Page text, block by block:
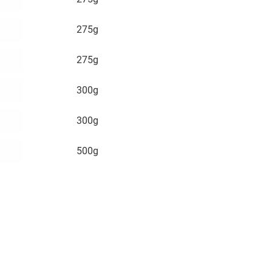
275g
275g
300g
300g
500g